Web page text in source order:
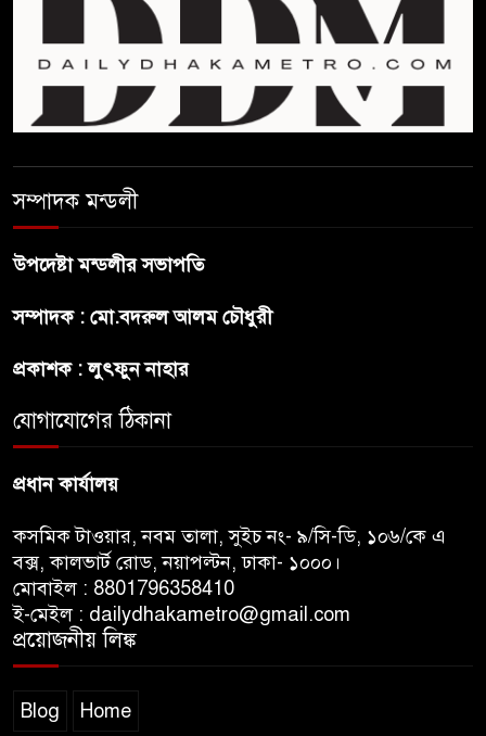
হবে ভর্তি পরীক্ষা: শিক্ষা মন্ত্রণালয়
কাউকে অসম্মান করতে নয়,
জনগনের অধিকার আদায়ে এসেছিঃ
জামাতের আমির
বন্ধুত্ব : ব্রেট লি
সম্পাদক মন্ডলী
উপদেষ্টা মন্ডলীর সভাপতি
সম্পাদক : মো.বদরুল আলম চৌধুরী
প্রকাশক : লুৎফুন নাহার
যোগাযোগের ঠিকানা
প্রধান কার্যালয়
কসমিক টাওয়ার, নবম তালা, সুইচ নং- ৯/সি-ডি, ১০৬/কে এ
বক্স, কালভার্ট রোড, নয়াপল্টন, ঢাকা- ১০০০।
মোবাইল : 8801796358410
ই-মেইল : dailydhakametro@gmail.com
প্রয়োজনীয় লিঙ্ক
Blog Home